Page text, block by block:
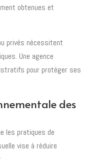
obtenues et
privés nécessitent
Une agence
pour protéger ses
des
les pratiques de
vise à réduire